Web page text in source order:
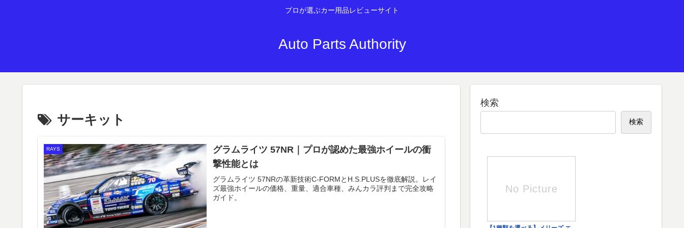
プロが選ぶカー用品レビューサイト
Auto Parts Authority
サーキット
RAYS
グラムライツ 57NR｜プロが認めた最強ホイールの衝
撃性能とは
グラムライツ 57NRの革新技術C-FORMとH.S.PLUSを徹底解説。レイ
ズ最強ホイールの価格、重量、適合車種、みんカラ評判まで完全攻略
ガイド。
検索
検索